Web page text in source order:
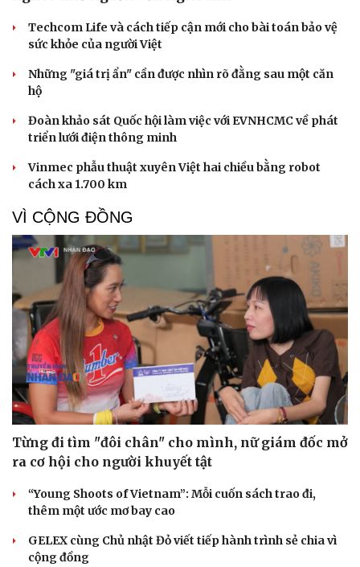
Cải chính
Techcom Life và cách tiếp cận mới cho bài toán bảo vệ
sức khỏe của người Việt
Những "giá trị ẩn" cần được nhìn rõ đằng sau một căn
hộ
Đoàn khảo sát Quốc hội làm việc với EVNHCMC về phát
triển lưới điện thông minh
Vinmec phẫu thuật xuyên Việt hai chiều bằng robot
cách xa 1.700 km
VÌ CỘNG ĐỒNG
Từng đi tìm "đôi chân" cho mình, nữ giám đốc mở
ra cơ hội cho người khuyết tật
“Young Shoots of Vietnam”: Mỗi cuốn sách trao đi,
thêm một ước mơ bay cao
GELEX cùng Chủ nhật Đỏ viết tiếp hành trình sẻ chia vì
cộng đồng